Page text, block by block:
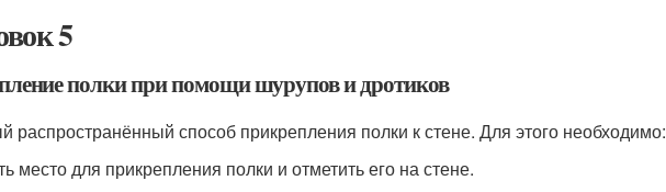
5
полки при помощи шурупов и дротиков
распространённый способ прикрепления полки к стене. Для этого необходимо:
место для прикрепления полки и отметить его на стене.